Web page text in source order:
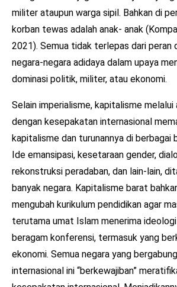
militer ataupun warga sipil. Bahkan di
korban tewas adalah anak- anak
2021). Semua tidak terlepas dari peran
negara-negara adidaya dalam upaya
dominasi politik, militer, atau ekonomi.
Selain imperialisme, kapitalisme melalui
dengan kesepakatan internasional
kapitalisme dan turunannya di berbagai
Ide emansipasi, kesetaraan gender,
rekonstruksi peradaban, dan lain-lain,
banyak negara. Kapitalisme barat
mengubah kurikulum pendidikan agar
terutama umat Islam menerima
beragam konferensi, termasuk yang
ekonomi. Semua negara yang
internasional ini “berkewajiban”